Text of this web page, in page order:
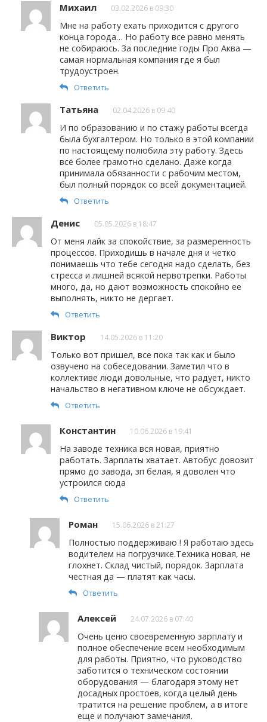
Михаил 03.02.2026 в 09:30
Мне на работу ехать приходится с другого
конца города… Но работу все равно менять
не собираюсь. За последние годы Про Аква —
самая нормальная компания где я был
трудоустроен.
Ответить
Татьяна 02.04.2026 в 09:40
И по образованию и по стажу работы всегда
была бухгалтером. Но только в этой компании
по настоящему полюбила эту работу. Здесь
всё более грамотно сделано. Даже когда
принимала обязанности с рабочим местом,
был полный порядок со всей документацией.
Ответить
Денис 05.05.2026 в 18:47
От меня лайк за спокойствие, за размеренность
процессов. Приходишь в начале дня и четко
понимаешь что тебе сегодня надо сделать, без
стресса и лишней всякой нервотрепки. Работы
много, да, но дают возможность спокойно ее
выполнять, никто не дергает.
Ответить
Виктор 14.05.2026 в 11:20
Только вот пришел, все пока так как и было
озвучено на собеседовании. Заметил что в
коллективе люди довольные, что радует, никто
начальство в негативном ключе не обсуждает.
Ответить
Константин 10.06.2026 в 19:41
На заводе техника вся новая, приятно
работать. Зарплаты хватает. Автобус довозит
прямо до завода, зп белая, я доволен что
устроился сюда
Ответить
Роман 15.06.2026 в 21:27
Полностью поддерживаю ! Я работаю здесь
водителем на погрузчике.Техника новая, не
глохнет. Склад чистый, порядок. Зарплата
честная да — платят как часы.
Ответить
Алексей 24.07.2026 в 07:40
Очень ценю своевременную зарплату и
полное обеспечение всем необходимым
для работы. Приятно, что руководство
заботится о техническом состоянии
оборудования — благодаря этому нет
досадных простоев, когда целый день
тратится на решение проблем, а в итоге
еще и получают замечания.